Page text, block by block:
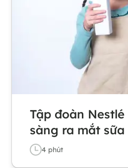
Tập đoàn
sàng ra mắt
4 phút